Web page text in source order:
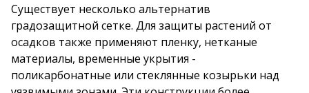
Существует несколько альтернатив
градозащитной сетке. Для защиты растений от
осадков также применяют пленку, нетканые
материалы, временные укрытия -
поликарбонатные или стеклянные козырьки над